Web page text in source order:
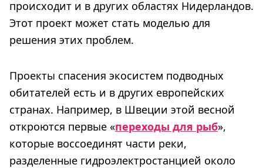
происходит и в других областях Нидерландов.
Этот проект может стать моделью для
решения этих проблем.
Проекты спасения экосистем подводных
обитателей есть и в других европейских
странах. Например, в Швеции этой весной
откроются первые «переходы для рыб»,
которые воссоединят части реки,
разделенные гидроэлектростанцией около